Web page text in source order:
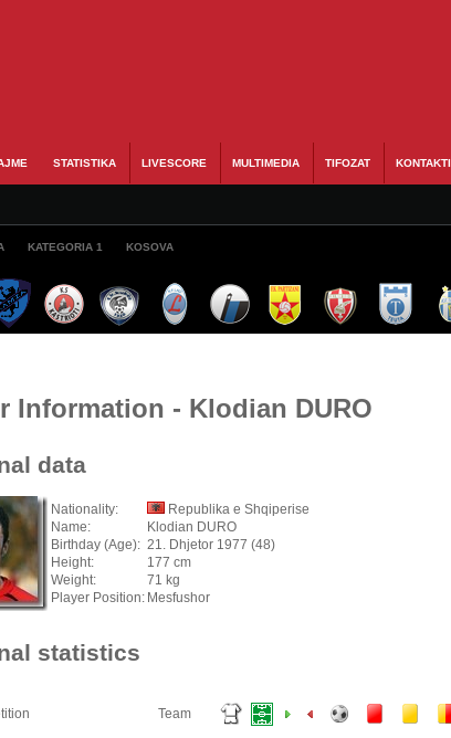
STATISTIKA LIVESCORE MULTIMEDIA TIFOZAT KONTAKTI
KATEGORIA 1 KOSOVA
Information - Klodian DURO
data
Nationality:
Republika e Shqiperise
Name:
Klodian DURO
Birthday (Age): 21. Dhjetor 1977 (48)
Height:
177 cm
Weight:
71 kg
Player Position: Mesfushor
statistics
Team